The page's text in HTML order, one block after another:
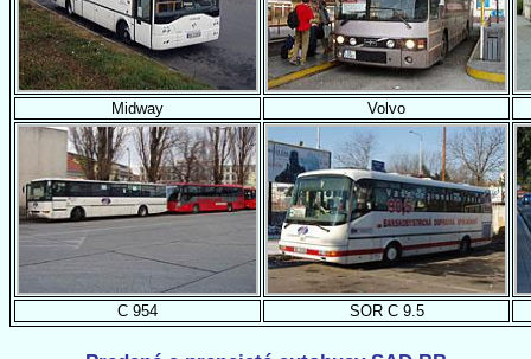
Midway Volvo
C 954 SOR C 9.5